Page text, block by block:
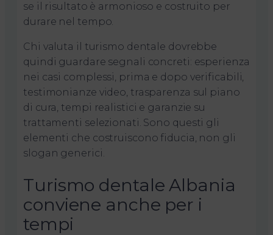
se il risultato è armonioso e costruito per
durare nel tempo.
Chi valuta il turismo dentale dovrebbe
quindi guardare segnali concreti: esperienza
nei casi complessi, prima e dopo verificabili,
testimonianze video, trasparenza sul piano
di cura, tempi realistici e garanzie su
trattamenti selezionati. Sono questi gli
elementi che costruiscono fiducia, non gli
slogan generici.
Turismo dentale Albania
conviene anche per i
tempi